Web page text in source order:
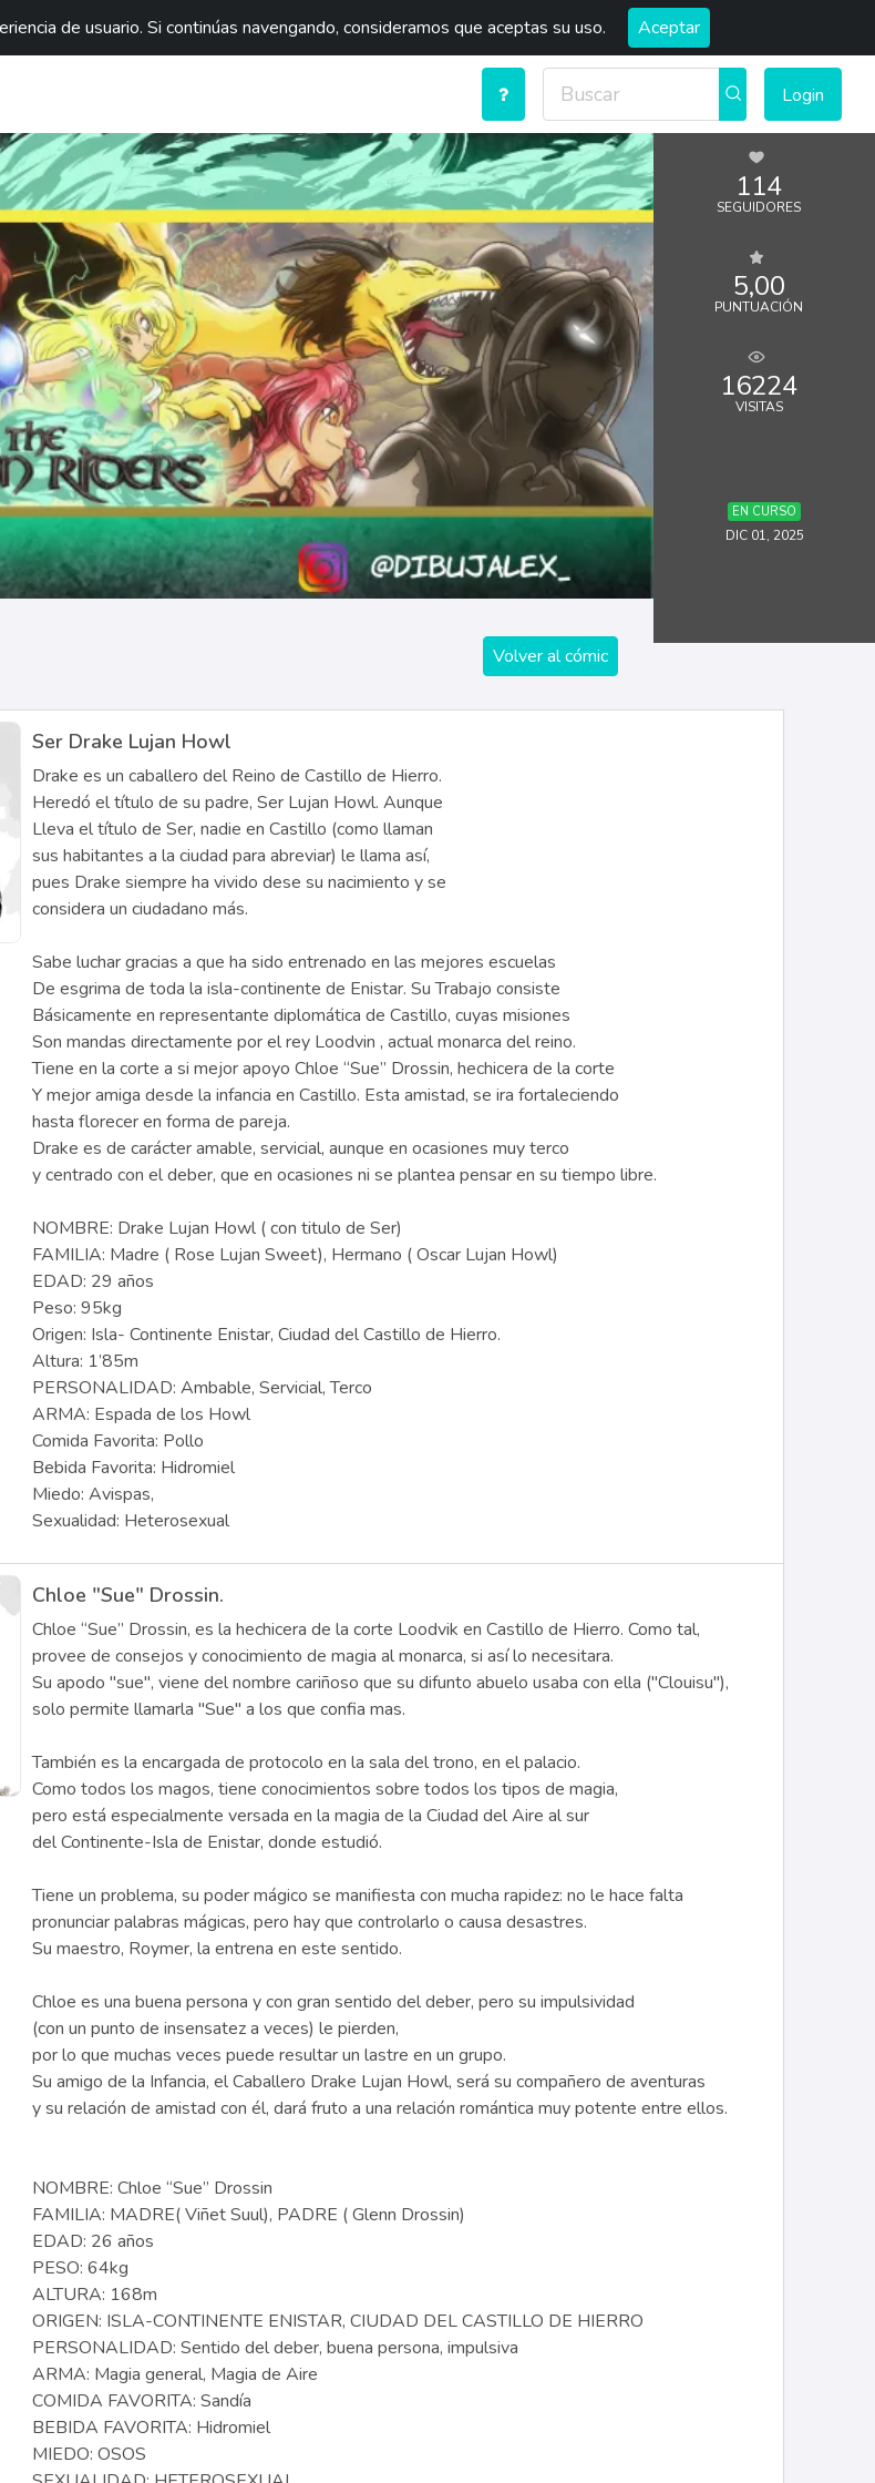
de usuario. Si continúas navengando, consideramos que aceptas su uso. Aceptar
Login
114
SEGUIDORES
5,00
PUNTUACIÓN
16224
VISITAS
EN CURSO
DIC 01, 2025
Volver al cómic
Ser Drake Lujan Howl
Drake es un caballero del Reino de Castillo de Hierro.
Heredó el título de su padre, Ser Lujan Howl. Aunque
Lleva el título de Ser, nadie en Castillo (como llaman
sus habitantes a la ciudad para abreviar) le llama así,
pues Drake siempre ha vivido dese su nacimiento y se
considera un ciudadano más.
Sabe luchar gracias a que ha sido entrenado en las mejores escuelas
De esgrima de toda la isla-continente de Enistar. Su Trabajo consiste
Básicamente en representante diplomática de Castillo, cuyas misiones
Son mandas directamente por el rey Loodvin , actual monarca del reino.
Tiene en la corte a si mejor apoyo Chloe “Sue” Drossin, hechicera de la corte
Y mejor amiga desde la infancia en Castillo. Esta amistad, se ira fortaleciendo
hasta florecer en forma de pareja.
Drake es de carácter amable, servicial, aunque en ocasiones muy terco
y centrado con el deber, que en ocasiones ni se plantea pensar en su tiempo libre.
NOMBRE: Drake Lujan Howl ( con titulo de Ser)
FAMILIA: Madre ( Rose Lujan Sweet), Hermano ( Oscar Lujan Howl)
EDAD: 29 años
Peso: 95kg
Origen: Isla- Continente Enistar, Ciudad del Castillo de Hierro.
Altura: 1’85m
PERSONALIDAD: Ambable, Servicial, Terco
ARMA: Espada de los Howl
Comida Favorita: Pollo
Bebida Favorita: Hidromiel
Miedo: Avispas,
Sexualidad: Heterosexual
Chloe "Sue" Drossin.
Chloe “Sue” Drossin, es la hechicera de la corte Loodvik en Castillo de Hierro. Como tal,
provee de consejos y conocimiento de magia al monarca, si así lo necesitara.
Su apodo "sue", viene del nombre cariñoso que su difunto abuelo usaba con ella ("Clouisu"),
solo permite llamarla "Sue" a los que confia mas.
También es la encargada de protocolo en la sala del trono, en el palacio.
Como todos los magos, tiene conocimientos sobre todos los tipos de magia,
pero está especialmente versada en la magia de la Ciudad del Aire al sur
del Continente-Isla de Enistar, donde estudió.
Tiene un problema, su poder mágico se manifiesta con mucha rapidez: no le hace falta
pronunciar palabras mágicas, pero hay que controlarlo o causa desastres.
Su maestro, Roymer, la entrena en este sentido.
Chloe es una buena persona y con gran sentido del deber, pero su impulsividad
(con un punto de insensatez a veces) le pierden,
por lo que muchas veces puede resultar un lastre en un grupo.
Su amigo de la Infancia, el Caballero Drake Lujan Howl, será su compañero de aventuras
y su relación de amistad con él, dará fruto a una relación romántica muy potente entre ellos.
NOMBRE: Chloe “Sue” Drossin
FAMILIA: MADRE( Viñet Suul), PADRE ( Glenn Drossin)
EDAD: 26 años
PESO: 64kg
ALTURA: 168m
ORIGEN: ISLA-CONTINENTE ENISTAR, CIUDAD DEL CASTILLO DE HIERRO
PERSONALIDAD: Sentido del deber, buena persona, impulsiva
ARMA: Magia general, Magia de Aire
COMIDA FAVORITA: Sandía
BEBIDA FAVORITA: Hidromiel
MIEDO: OSOS